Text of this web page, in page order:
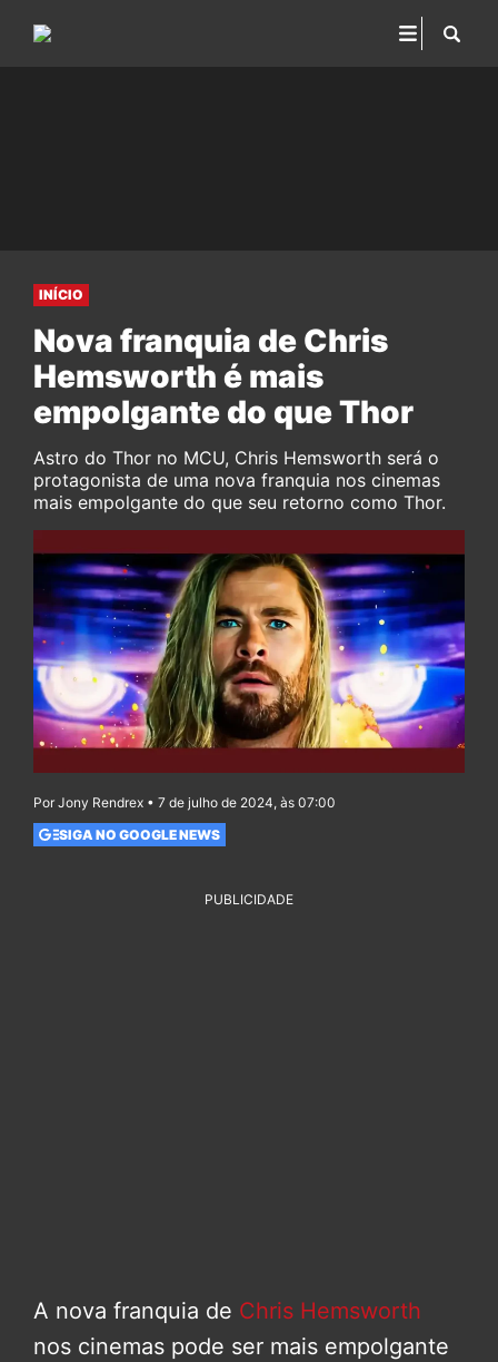
INÍCIO
Nova franquia de Chris
Hemsworth é mais
empolgante do que Thor
Astro do Thor no MCU, Chris Hemsworth será o
protagonista de uma nova franquia nos cinemas
mais empolgante do que seu retorno como Thor.
Por Jony Rendrex • 7 de julho de 2024, às 07:00
SIGA NO GOOGLE NEWS
PUBLICIDADE
A nova franquia de Chris Hemsworth
nos cinemas pode ser mais empolgante